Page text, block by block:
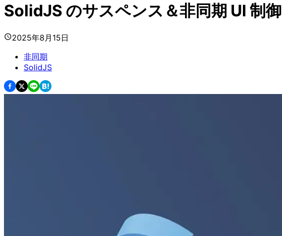
SolidJS のサスペンス＆非同期 UI 制御
2025年8月15日
非同期
SolidJS